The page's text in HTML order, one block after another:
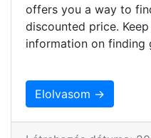
offers you a way to
discounted price.
information on finding
Elolvasom →